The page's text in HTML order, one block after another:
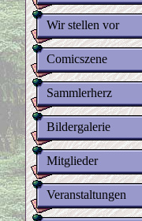
Wir stellen vor
Comicszene
Sammlerherz
Bildergalerie
Mitglieder
Veranstaltungen